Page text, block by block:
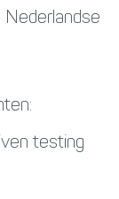
Nederlandse
testing